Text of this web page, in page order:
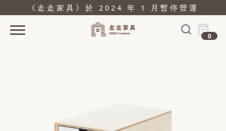
《走走家具》於 2024 年 1 月暫停營運
0